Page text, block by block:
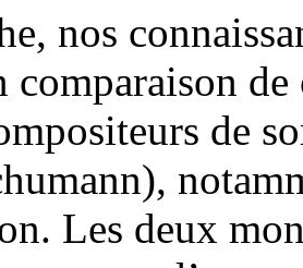
nos
comparaison de
de
Les deux